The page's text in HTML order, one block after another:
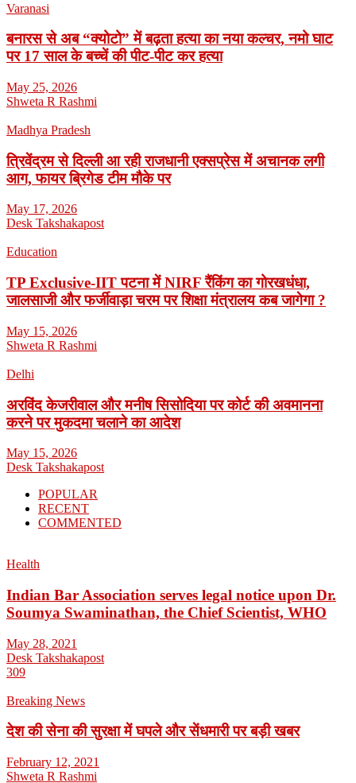
Varanasi
बनारस से अब “क्योटो” में बढ़ता हत्या का नया कल्चर, नमो घाट
पर 17 साल के बच्चें की पीट-पीट कर हत्या
May 25, 2026
Shweta R Rashmi
Madhya Pradesh
त्रिवेंद्रम से दिल्ली आ रही राजधानी एक्सप्रेस में अचानक लगी
आग, फायर ब्रिगेड टीम मौके पर
May 17, 2026
Desk Takshakapost
Education
TP Exclusive-IIT पटना में NIRF रैंकिंग का गोरखधंधा,
जालसाजी और फर्जीवाड़ा चरम पर शिक्षा मंत्रालय कब जागेगा ?
May 15, 2026
Shweta R Rashmi
Delhi
अरविंद केजरीवाल और मनीष सिसोदिया पर कोर्ट की अवमानना
करने पर मुकदमा चलाने का आदेश
May 15, 2026
Desk Takshakapost
POPULAR
RECENT
COMMENTED
Health
Indian Bar Association serves legal notice upon Dr.
Soumya Swaminathan, the Chief Scientist, WHO
May 28, 2021
Desk Takshakapost
309
Breaking News
देश की सेना की सुरक्षा में घपले और सेंधमारी पर बड़ी खबर
February 12, 2021
Shweta R Rashmi